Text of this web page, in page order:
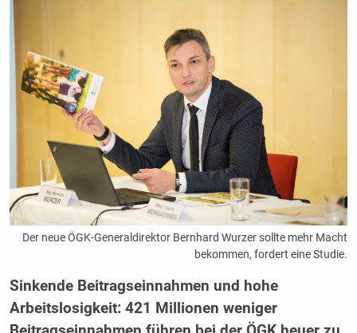
Der neue ÖGK-Generaldirektor Bernhard Wurzer sollte mehr Macht
bekommen, fordert eine Studie.
Sinkende Beitragseinnahmen und hohe
Arbeitslosigkeit: 421 Millionen weniger